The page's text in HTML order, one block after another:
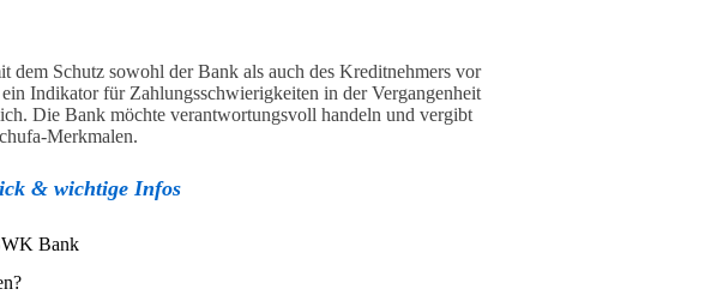
Schutz sowohl der Bank als auch des Kreditnehmers vor
Indikator für Zahlungsschwierigkeiten in der Vergangenheit
Die Bank möchte verantwortungsvoll handeln und vergibt
Merkmalen.
& wichtige Infos
Bank